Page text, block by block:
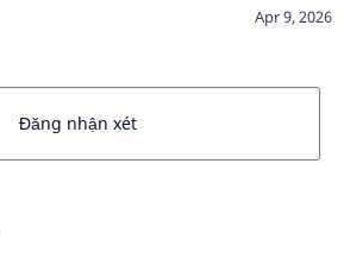
những cuộc đời nhiều
Đăng nhận xét